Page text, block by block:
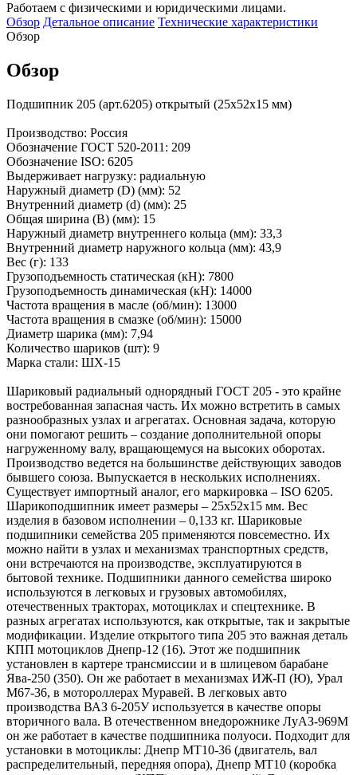
Работаем с физическими и юридическими лицами.
Обзор Детальное описание Технические характеристики
Обзор
Обзор
Подшипник 205 (арт.6205) открытый (25x52x15 мм)
Производство: Россия
Обозначение ГОСТ 520-2011: 209
Обозначение ISO: 6205
Выдерживает нагрузку: радиальную
Наружный диаметр (D) (мм): 52
Внутренний диаметр (d) (мм): 25
Общая ширина (B) (мм): 15
Наружный диаметр внутреннего кольца (мм): 33,3
Внутренний диаметр наружного кольца (мм): 43,9
Вес (г): 133
Грузоподъемность статическая (кH): 7800
Грузоподъемность динамическая (кH): 14000
Частота вращения в масле (об/мин): 13000
Частота вращения в смазке (об/мин): 15000
Диаметр шарика (мм): 7,94
Количество шариков (шт): 9
Марка стали: ШХ-15
Шариковый радиальный однорядный ГОСТ 205 - это крайне
востребованная запасная часть. Их можно встретить в самых
разнообразных узлах и агрегатах. Основная задача, которую
они помогают решить – создание дополнительной опоры
нагруженному валу, вращающемуся на высоких оборотах.
Производство ведется на большинстве действующих заводов
бывшего союза. Выпускается в нескольких исполнениях.
Существует импортный аналог, его маркировка – ISO 6205.
Шарикоподшипник имеет размеры – 25х52х15 мм. Вес
изделия в базовом исполнении – 0,133 кг. Шариковые
подшипники семейства 205 применяются повсеместно. Их
можно найти в узлах и механизмах транспортных средств,
они встречаются на производстве, эксплуатируются в
бытовой технике. Подшипники данного семейства широко
используются в легковых и грузовых автомобилях,
отечественных тракторах, мотоциклах и спецтехнике. В
разных агрегатах используются, как открытые, так и закрытые
модификации. Изделие открытого типа 205 это важная деталь
КПП мотоциклов Днепр-12 (16). Этот же подшипник
установлен в картере трансмиссии и в шлицевом барабане
Ява-250 (350). Он же работает в механизмах ИЖ-П (Ю), Урал
М67-36, в мотороллерах Муравей. В легковых авто
производства ВАЗ 6-205У используется в качестве опоры
вторичного вала. В отечественном внедорожнике ЛуАЗ-969М
он же работает в качестве подшипника полуоси. Подходит для
установки в мотоциклы: Днепр МТ10-36 (двигатель, вал
распределительный, передняя опора), Днепр МТ10 (коробка